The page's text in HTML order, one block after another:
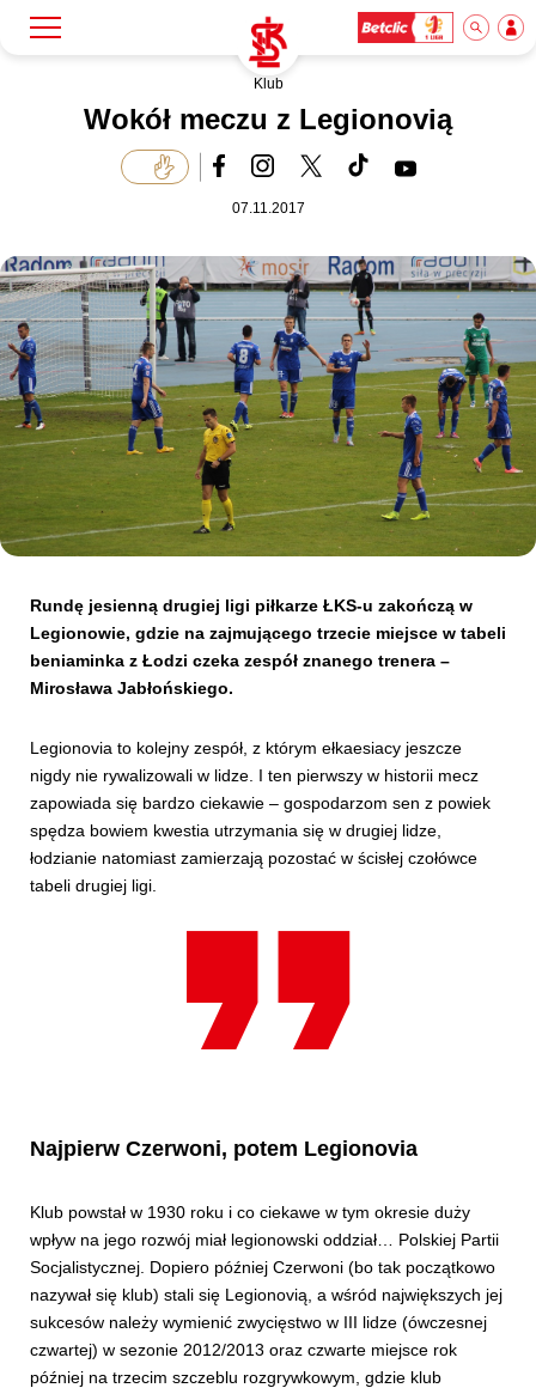
Bilety
Akademia
Biznes
Dla mediów
Kibice
SKLEP KUP BILET
Klub
Wokół meczu z Legionovią
07.11.2017
Rundę jesienną drugiej ligi piłkarze ŁKS-u zakończą w
Legionowie, gdzie na zajmującego trzecie miejsce w tabeli
beniaminka z Łodzi czeka zespół znanego trenera –
Mirosława Jabłońskiego.
Legionovia to kolejny zespół, z którym ełkaesiacy jeszcze
nigdy nie rywalizowali w lidze. I ten pierwszy w historii mecz
zapowiada się bardzo ciekawie – gospodarzom sen z powiek
spędza bowiem kwestia utrzymania się w drugiej lidze,
łodzianie natomiast zamierzają pozostać w ścisłej czołówce
tabeli drugiej ligi.
Najpierw Czerwoni, potem Legionovia
Klub powstał w 1930 roku i co ciekawe w tym okresie duży
wpływ na jego rozwój miał legionowski oddział… Polskiej Partii
Socjalistycznej. Dopiero później Czerwoni (bo tak początkowo
nazywał się klub) stali się Legionovią, a wśród największych jej
sukcesów należy wymienić zwycięstwo w III lidze (ówczesnej
czwartej) w sezonie 2012/2013 oraz czwarte miejsce rok
później na trzecim szczeblu rozgrywkowym, gdzie klub